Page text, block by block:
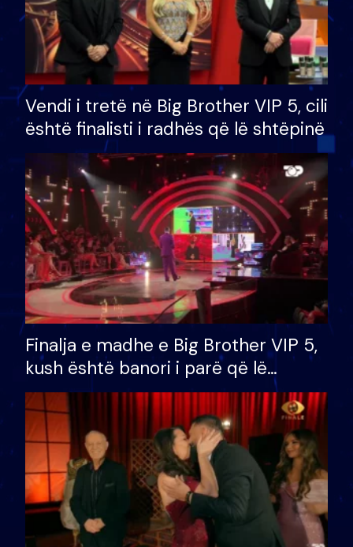
Vendi i tretë në Big Brother VIP 5, cili
është finalisti i radhës që lë shtëpinë
Finalja e madhe e Big Brother VIP 5,
kush është banori i parë që lë
shtëpinë dhe humb mundësinë për
të fituar çmimin e madh